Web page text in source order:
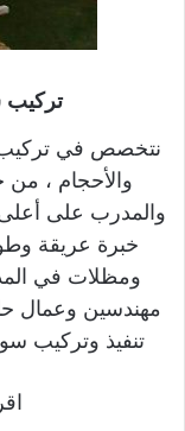
تركيب
نتخصص في تركيب
والأحجام ،
والمدرب على أعلى
خبرة عريقة
ومظلات في
مهندسين وعمال
تنفيذ وتركيب